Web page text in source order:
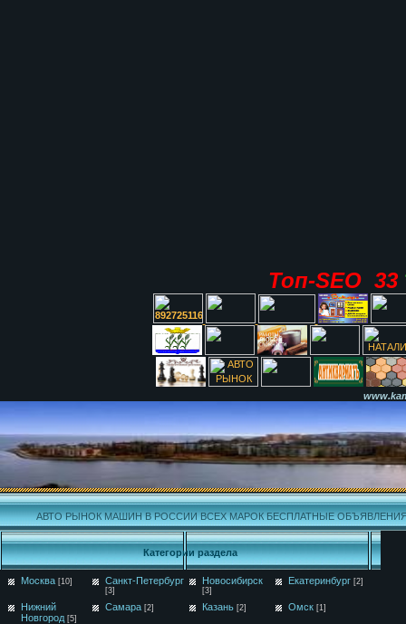
Топ-SEO 33
АВТО РЫНОК МАШИН В РОССИИ ВСЕХ МАРОК БЕСПЛАТНЫЕ
Категории раздела
Москва [10] Санкт-Петербург
[3]
Новосибирск
[3]
Екатеринбург [2]
Нижний
Новгород [5]
Самара [2] Казань [2] Омск [1]